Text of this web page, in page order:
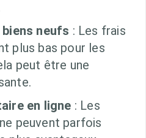
neufs : Les frais
plus bas pour les
peut être une
en ligne : Les
peuvent parfois